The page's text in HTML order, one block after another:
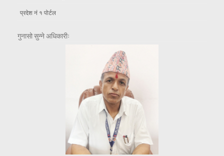
प्रदेश नं १ पोर्टल
गुनासो सुन्ने अधिकारीः